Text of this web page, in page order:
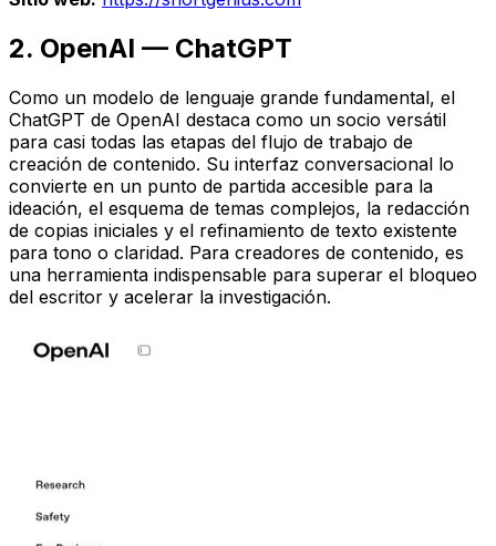
2. OpenAI — ChatGPT
Como un modelo de lenguaje grande fundamental, el
ChatGPT de OpenAI destaca como un socio versátil
para casi todas las etapas del flujo de trabajo de
creación de contenido. Su interfaz conversacional lo
convierte en un punto de partida accesible para la
ideación, el esquema de temas complejos, la redacción
de copias iniciales y el refinamiento de texto existente
para tono o claridad. Para creadores de contenido, es
una herramienta indispensable para superar el bloqueo
del escritor y acelerar la investigación.